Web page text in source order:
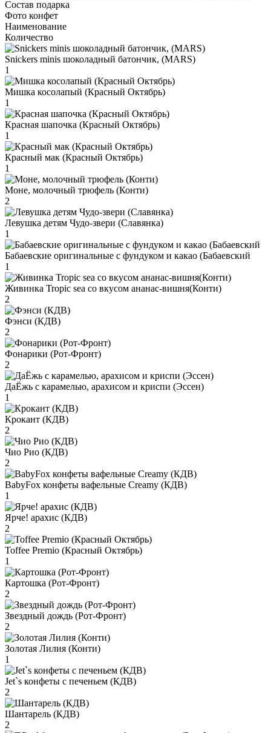
Состав подарка
Фото конфет
Наименование
Количество
Snickers minis шоколадный батончик, (MARS)
1
Мишка косолапый (Красный Октябрь)
1
Красная шапочка (Красный Октябрь)
1
Красный мак (Красный Октябрь)
1
Моне, молочный трюфель (Конти)
2
Левушка детям Чудо-звери (Славянка)
1
Бабаевские оригинальные с фундуком и какао (Бабаевский
1
Живинка Tropic sea со вкусом ананас-вишня(Конти)
2
Фэнси (КДВ)
2
Фонарики (Рот-Фронт)
2
ДаЁжь с карамелью, арахисом и криспи (Эссен)
1
Крокант (КДВ)
2
Чио Рио (КДВ)
2
BabyFox конфеты вафельные Creamy (КДВ)
1
Ярче! арахис (КДВ)
2
Toffee Premio (Красный Октябрь)
1
Картошка (Рот-Фронт)
2
Звездный дождь (Рот-Фронт)
2
Золотая Лилия (Конти)
1
Jet`s конфеты с печеньем (КДВ)
2
Шантарель (КДВ)
2